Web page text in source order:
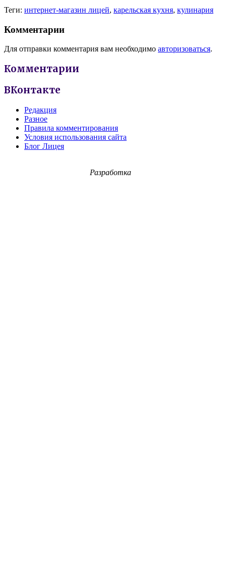
Теги: интернет-магазин лицей, карельская кухня, кулинария
Комментарии
Для отправки комментария вам необходимо авторизоваться.
Комментарии
ВКонтакте
Редакция
Разное
Правила комментирования
Условия использования сайта
Блог Лицея
Разработка